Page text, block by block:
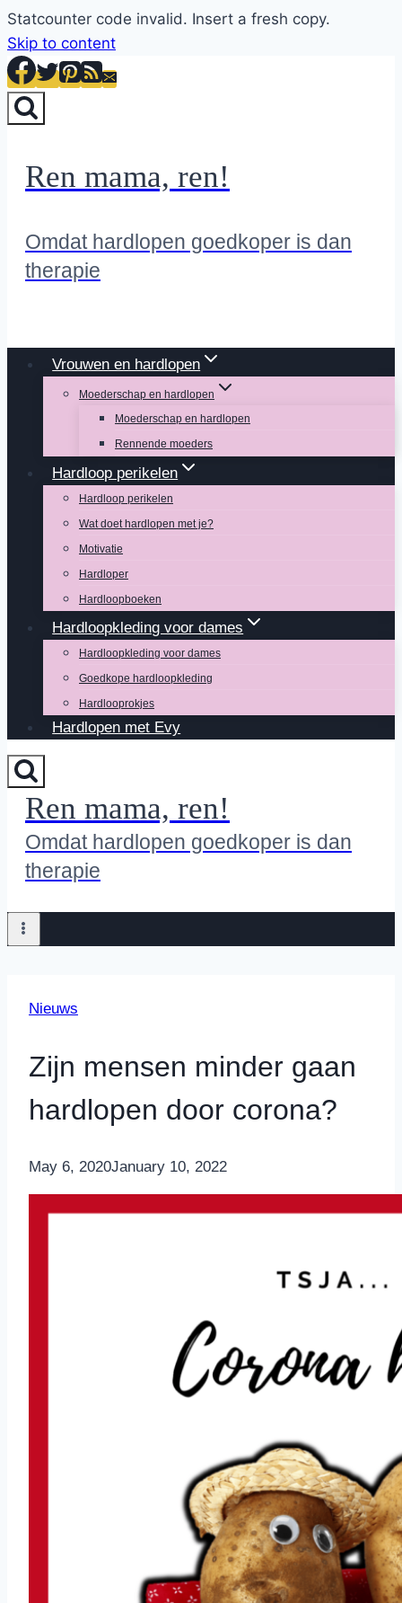
Statcounter code invalid. Insert a fresh copy.
Skip to content
Ren mama, ren!
Omdat hardlopen goedkoper is dan
therapie
Vrouwen en hardlopen
Moederschap en hardlopen
Moederschap en hardlopen
Rennende moeders
Hardloop perikelen
Hardloop perikelen
Wat doet hardlopen met je?
Motivatie
Hardloper
Hardloopboeken
Hardloopkleding voor dames
Hardloopkleding voor dames
Goedkope hardloopkleding
Hardlooprokjes
Hardlopen met Evy
Ren mama, ren!
Omdat hardlopen goedkoper is dan
therapie
Nieuws
Zijn mensen minder gaan
hardlopen door corona?
ByNicole
May 6, 2020January 10, 2022